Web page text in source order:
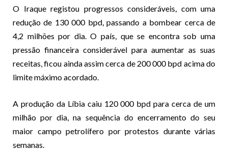
O Iraque registou progressos consideráveis, com uma
redução de 130 000 bpd, passando a bombear cerca de
4,2 milhões por dia. O país, que se encontra sob uma
pressão financeira considerável para aumentar as suas
receitas, ficou ainda assim cerca de 200 000 bpd acima do
limite máximo acordado.
A produção da Líbia caiu 120 000 bpd para cerca de um
milhão por dia, na sequência do encerramento do seu
maior campo petrolífero por protestos durante várias
semanas.